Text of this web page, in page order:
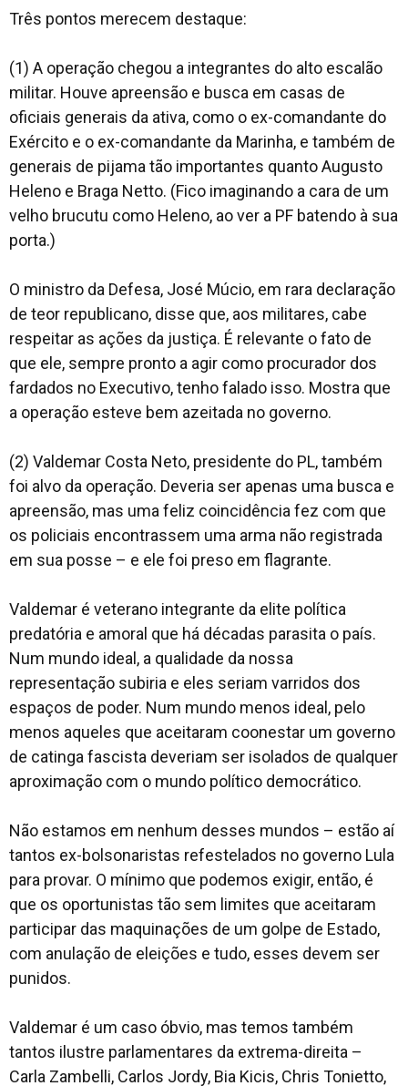
Três pontos merecem destaque:
(1) A operação chegou a integrantes do alto escalão
militar. Houve apreensão e busca em casas de
oficiais generais da ativa, como o ex-comandante do
Exército e o ex-comandante da Marinha, e também de
generais de pijama tão importantes quanto Augusto
Heleno e Braga Netto. (Fico imaginando a cara de um
velho brucutu como Heleno, ao ver a PF batendo à sua
porta.)
O ministro da Defesa, José Múcio, em rara declaração
de teor republicano, disse que, aos militares, cabe
respeitar as ações da justiça. É relevante o fato de
que ele, sempre pronto a agir como procurador dos
fardados no Executivo, tenho falado isso. Mostra que
a operação esteve bem azeitada no governo.
(2) Valdemar Costa Neto, presidente do PL, também
foi alvo da operação. Deveria ser apenas uma busca e
apreensão, mas uma feliz coincidência fez com que
os policiais encontrassem uma arma não registrada
em sua posse – e ele foi preso em flagrante.
Valdemar é veterano integrante da elite política
predatória e amoral que há décadas parasita o país.
Num mundo ideal, a qualidade da nossa
representação subiria e eles seriam varridos dos
espaços de poder. Num mundo menos ideal, pelo
menos aqueles que aceitaram coonestar um governo
de catinga fascista deveriam ser isolados de qualquer
aproximação com o mundo político democrático.
Não estamos em nenhum desses mundos – estão aí
tantos ex-bolsonaristas refestelados no governo Lula
para provar. O mínimo que podemos exigir, então, é
que os oportunistas tão sem limites que aceitaram
participar das maquinações de um golpe de Estado,
com anulação de eleições e tudo, esses devem ser
punidos.
Valdemar é um caso óbvio, mas temos também
tantos ilustre parlamentares da extrema-direita –
Carla Zambelli, Carlos Jordy, Bia Kicis, Chris Tonietto,